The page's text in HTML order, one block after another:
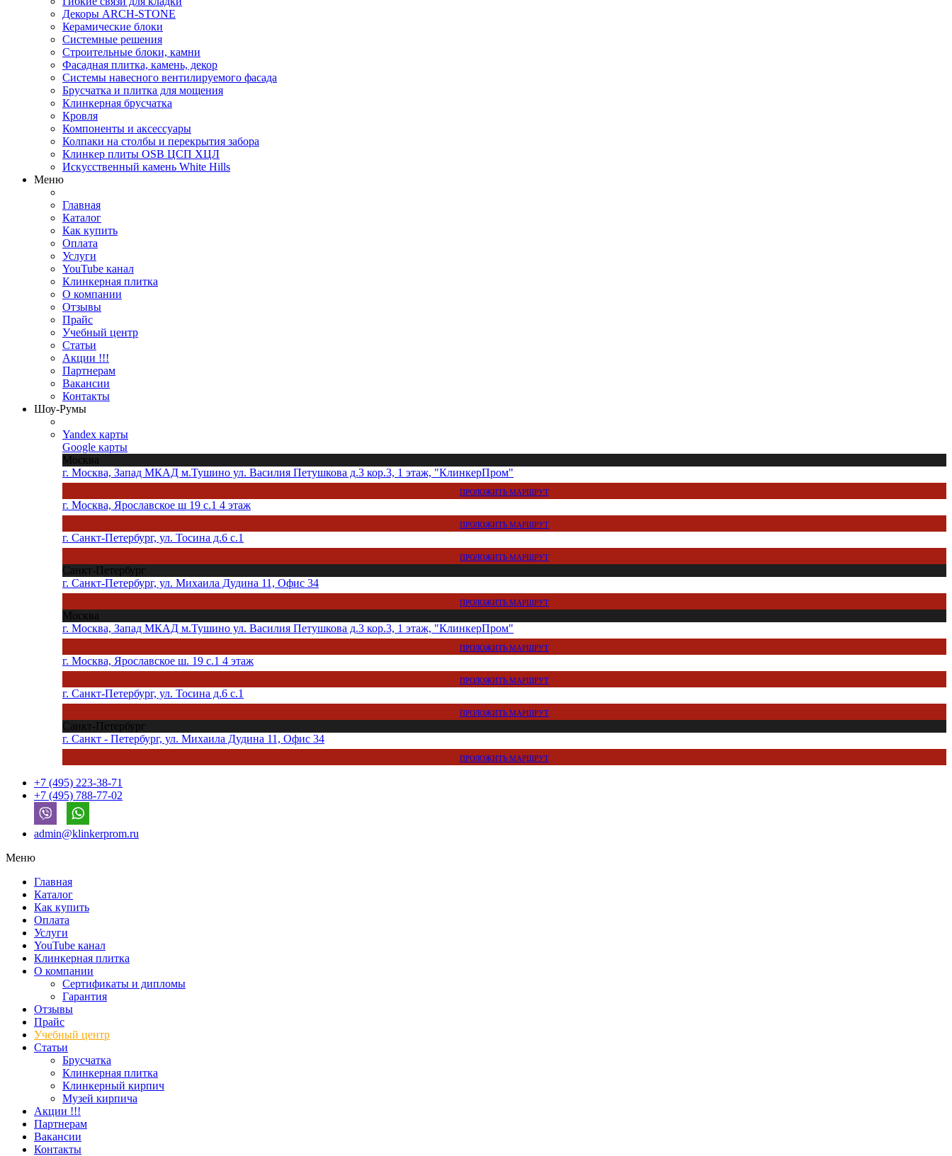
Декоры ARCH-STONE
Керамические блоки
Системные решения
Строительные блоки, камни
Фасадная плитка, камень, декор
Системы навесного вентилируемого фасада
Брусчатка и плитка для мощения
Клинкерная брусчатка
Кровля
Компоненты и аксессуары
Колпаки на столбы и перекрытия забора
Клинкер плиты OSB ЦСП ХЦЛ
Искусственный камень White Hills
Меню
Главная
Каталог
Как купить
Оплата
Услуги
YouTube канал
Клинкерная плитка
О компании
Отзывы
Прайс
Учебный центр
Статьи
Акции !!!
Партнерам
Вакансии
Контакты
Шоу-Румы
Yandex карты
Google карты
Москва
г. Москва, Запад МКАД м.Тушино ул. Василия Петушкова д.3 кор.3, 1 этаж, "КлинкерПром"
ПРОЛОЖИТЬ МАРШРУТ
г. Москва, Ярославское ш 19 с.1 4 этаж
ПРОЛОЖИТЬ МАРШРУТ
г. Санкт-Петербург, ул. Тосина д.6 с.1
ПРОЛОЖИТЬ МАРШРУТ
Санкт-Петербург
г. Санкт-Петербург, ул. Михаила Дудина 11, Офис 34
ПРОЛОЖИТЬ МАРШРУТ
Москва
г. Москва, Запад МКАД м.Тушино ул. Василия Петушкова д.3 кор.3, 1 этаж, "КлинкерПром"
ПРОЛОЖИТЬ МАРШРУТ
г. Москва, Ярославское ш. 19 с.1 4 этаж
ПРОЛОЖИТЬ МАРШРУТ
г. Санкт-Петербург, ул. Тосина д.6 с.1
ПРОЛОЖИТЬ МАРШРУТ
Санкт-Петербург
г. Санкт - Петербург, ул. Михаила Дудина 11, Офис 34
ПРОЛОЖИТЬ МАРШРУТ
+7 (495) 223-38-71
+7 (495) 788-77-02
admin@klinkerprom.ru
Меню
Главная
Каталог
Как купить
Оплата
Услуги
YouTube канал
Клинкерная плитка
О компании
Сертификаты и дипломы
Гарантия
Отзывы
Прайс
Учебный центр
Статьи
Брусчатка
Клинкерная плитка
Клинкерный кирпич
Музей кирпича
Акции !!!
Партнерам
Вакансии
Контакты